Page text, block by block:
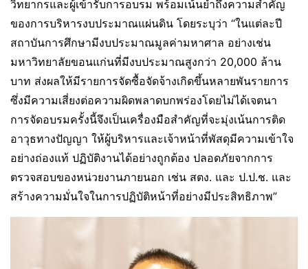
วิทยากรและผู้เข้ารับการอบรม พร้อมเน้นย้ำถึงความสำคัญ
ของการบริหารงบประมาณแผ่นดิน โดยระบุว่า “ในแต่ละปี
สถาบันการศึกษามีงบประมาณมูลค่ามหาศาล อย่างเช่น
มหาวิทยาลัยขอนแก่นที่มีงบประมาณสูงกว่า 20,000 ล้าน
บาท ส่งผลให้มีรายการจัดซื้อจัดจ้างเกิดขึ้นหลายพันรายการ
ซึ่งมีความเสี่ยงต่อความผิดพลาดบกพร่องโดยไม่ได้เจตนา
การจัดอบรมครั้งนี้จึงเป็นเครื่องมือสำคัญที่จะมุ่งเน้นการติด
อาวุธทางปัญญา ให้ผู้บริหารและเจ้าหน้าที่พัสดุมีความเข้าใจ
อย่างถ่องแท้ ปฏิบัติงานได้อย่างถูกต้อง ปลอดภัยจากการ
ตรวจสอบของหน่วยงานภายนอก เช่น สตง. และ ป.ป.ช. และ
สร้างความมั่นใจในการปฏิบัติหน้าที่อย่างมีประสิทธิภาพ”